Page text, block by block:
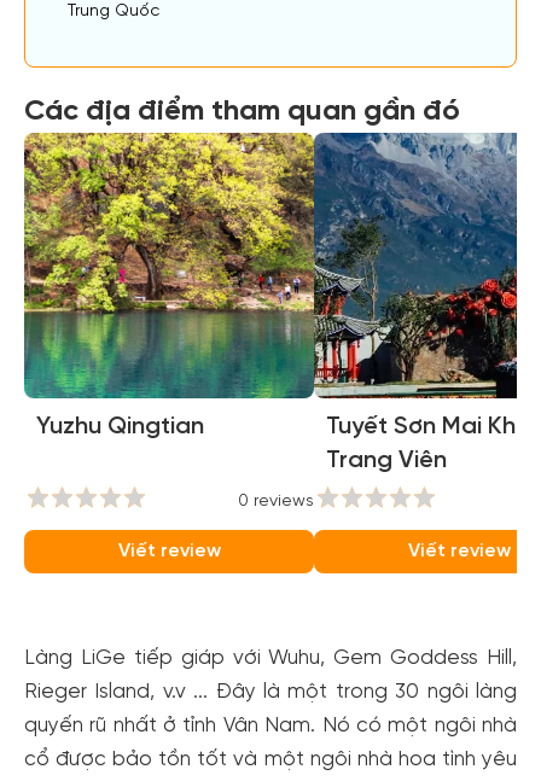
Trung Quốc
Các địa điểm tham quan gần đó
Yuzhu Qingtian
0 reviews
Viết review
Tuyết Sơn Mai Khôi
Trang Viên
Viết review
Làng LiGe tiếp giáp với Wuhu, Gem Goddess Hill,
Rieger Island, v.v ... Đây là một trong 30 ngôi làng
quyến rũ nhất ở tỉnh Vân Nam. Nó có một ngôi nhà
cổ được bảo tồn tốt và một ngôi nhà hoa tình yêu